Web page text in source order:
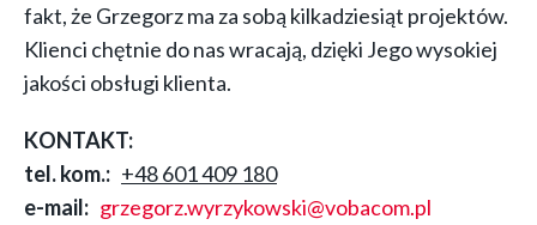
fakt, że Grzegorz ma za sobą kilkadziesiąt projektów.
Klienci chętnie do nas wracają, dzięki Jego wysokiej
jakości obsługi klienta.
KONTAKT:
tel. kom.
+48 601 409 180
e-mail
grzegorz.wyrzykowski@vobacom.pl